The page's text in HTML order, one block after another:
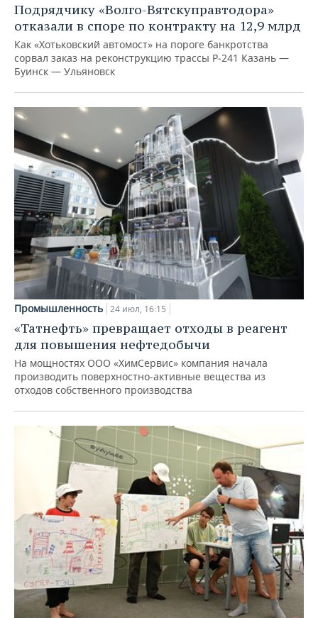
Подрядчику «Волго-Вятскуправтодора»
отказали в споре по контракту на 12,9 млрд
Как «Хотьковский автомост» на пороге банкротства
сорвал заказ на реконструкцию трассы Р‑241 Казань —
Буинск — Ульяновск
Промышленность 24 июл, 16:15
«Татнефть» превращает отходы в реагент
для повышения нефтедобычи
На мощностях ООО «ХимСервис» компания начала
производить поверхностно-активные вещества из
отходов собственного производства